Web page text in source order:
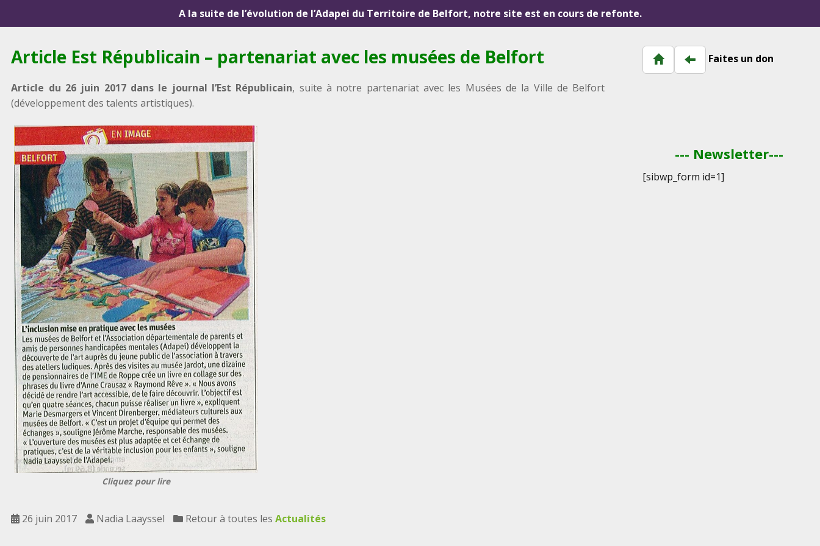
A la suite de l’évolution de l’Adapei du Territoire de Belfort, notre site est en cours de refonte.
Article Est Républicain – partenariat avec les musées de Belfort
Article du 26 juin 2017 dans le journal l’Est Républicain, suite à notre partenariat avec les Musées de la Ville de Belfort
(développement des talents artistiques).
Cliquez pour lire
26 juin 2017 Nadia Laayssel Retour à toutes lesActualités
Faites un don
--- Newsletter---
[sibwp_form id=1]